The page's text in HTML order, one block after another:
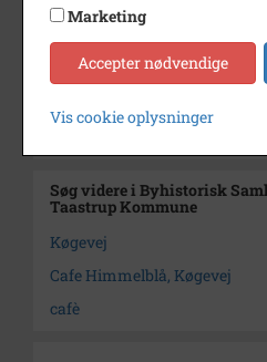
Se på kort
Arkiv
Høje-
Kontakt arkivet
Søg videre i Byhistorisk
Taastrup Kommune
Køgevej
Cafe Himmelblå, Køgevej
cafè
Marketing
Accepter nødvendige
Vis cookie oplysninger